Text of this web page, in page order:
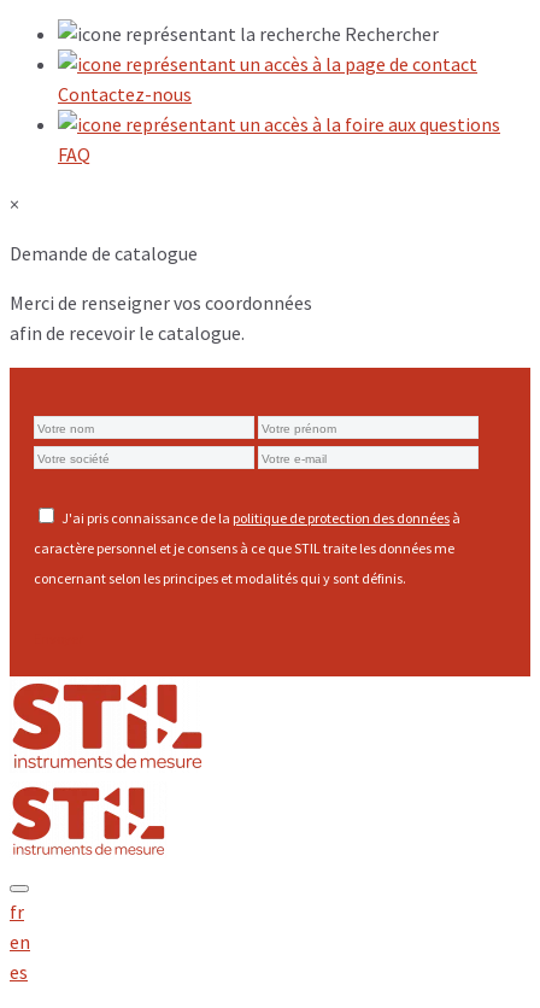
Rechercher
Contactez-nous
FAQ
×
Demande de catalogue
Merci de renseigner vos coordonnées
afin de recevoir le catalogue.
J'ai pris connaissance de la politique de protection des données à
caractère personnel et je consens à ce que STIL traite les données me
concernant selon les principes et modalités qui y sont définis.
fr
en
es